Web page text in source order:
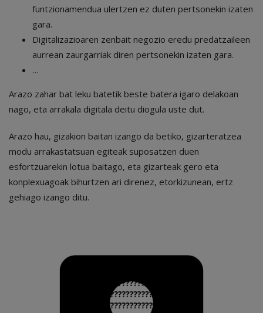
funtzionamendua ulertzen ez duten pertsonekin izaten
gara.
Digitalizazioaren zenbait negozio eredu predatzaileen
aurrean zaurgarriak diren pertsonekin izaten gara.
…
Arazo zahar bat leku batetik beste batera igaro delakoan
nago, eta arrakala digitala deitu diogula uste dut.
Arazo hau, gizakion baitan izango da betiko, gizarteratzea
modu arrakastatsuan egiteak suposatzen duen
esfortzuarekin lotua baitago, eta gizarteak gero eta
konplexuagoak bihurtzen ari direnez, etorkizunean, ertz
gehiago izango ditu.